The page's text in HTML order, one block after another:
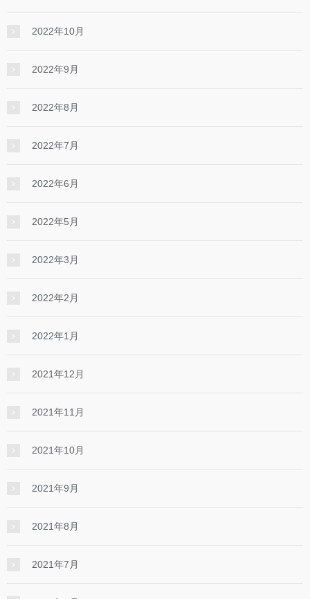
2022年10月
2022年9月
2022年8月
2022年7月
2022年6月
2022年5月
2022年3月
2022年2月
2022年1月
2021年12月
2021年11月
2021年10月
2021年9月
2021年8月
2021年7月